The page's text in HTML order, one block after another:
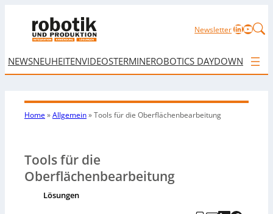
NewsletterLinkedIn
NEWSNEUHEITENVIDEOSTERMINEROBOTICS DAYDOWNLOAD
Home»Allgemein»Tools für die Oberflächenbearbeitung
Tools für die
Oberflächenbearbeitung
Lösungen